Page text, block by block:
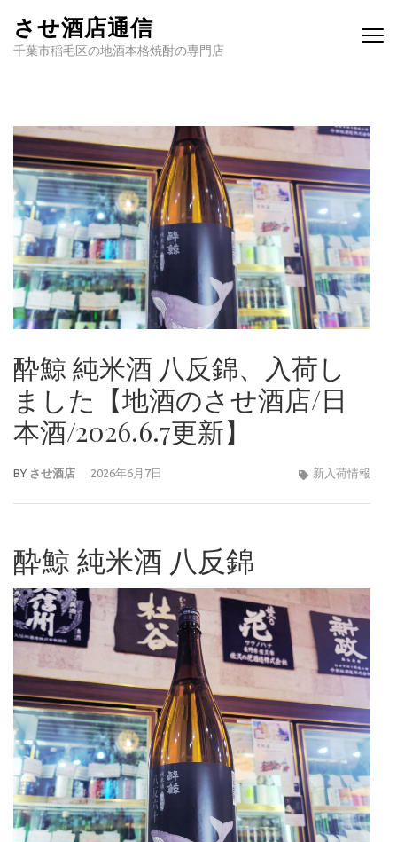
させ酒店通信
千葉市稲毛区の地酒本格焼酎の専門店
酔鯨 純米酒 八反錦、入荷し
ました【地酒のさせ酒店/日
本酒/2026.6.7更新】
BY させ酒店 2026年6月7日 新入荷情報
酔鯨 純米酒 八反錦